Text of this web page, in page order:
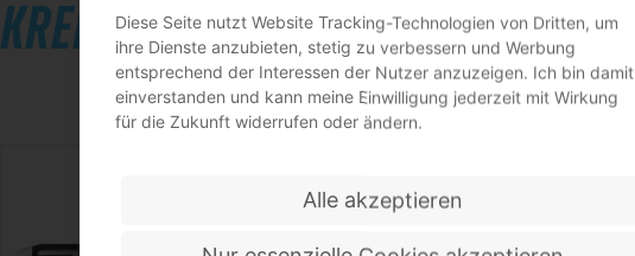
KREIDEHALTER
Diese Seite nutzt Website Tracking-Technologien von Dritten, um
ihre Dienste anzubieten, stetig zu verbessern und Werbung
entsprechend der Interessen der Nutzer anzuzeigen. Ich bin damit
einverstanden und kann meine Einwilligung jederzeit mit Wirkung
für die Zukunft widerrufen oder ändern.
Alle akzeptieren